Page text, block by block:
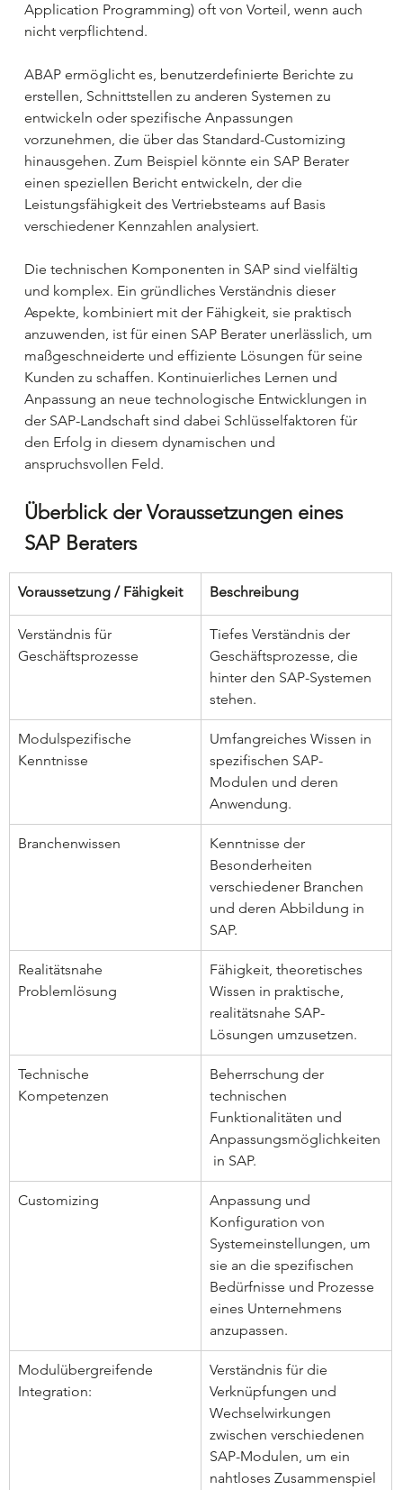
Application Programming) oft von Vorteil, wenn auch
nicht verpflichtend.
ABAP ermöglicht es, benutzerdefinierte Berichte zu
erstellen, Schnittstellen zu anderen Systemen zu
entwickeln oder spezifische Anpassungen
vorzunehmen, die über das Standard-Customizing
hinausgehen. Zum Beispiel könnte ein SAP Berater
einen speziellen Bericht entwickeln, der die
Leistungsfähigkeit des Vertriebsteams auf Basis
verschiedener Kennzahlen analysiert.
Die technischen Komponenten in SAP sind vielfältig
und komplex. Ein gründliches Verständnis dieser
Aspekte, kombiniert mit der Fähigkeit, sie praktisch
anzuwenden, ist für einen SAP Berater unerlässlich, um
maßgeschneiderte und effiziente Lösungen für seine
Kunden zu schaffen. Kontinuierliches Lernen und
Anpassung an neue technologische Entwicklungen in
der SAP-Landschaft sind dabei Schlüsselfaktoren für
den Erfolg in diesem dynamischen und
anspruchsvollen Feld.
Überblick der Voraussetzungen eines
SAP Beraters
Voraussetzung / Fähigkeit Beschreibung
Verständnis für
Geschäftsprozesse
Tiefes Verständnis der
Geschäftsprozesse, die
hinter den SAP-Systemen
stehen.
Modulspezifische
Kenntnisse
Umfangreiches Wissen in
spezifischen SAP-
Modulen und deren
Anwendung.
Branchenwissen
Kenntnisse der
Besonderheiten
verschiedener Branchen
und deren Abbildung in
SAP.
Realitätsnahe
Problemlösung
Fähigkeit, theoretisches
Wissen in praktische,
realitätsnahe SAP-
Lösungen umzusetzen.
Technische
Beherrschung der
technischen
Funktionalitäten und
Anpassungsmöglichkeiten
in SAP.
Customizing
Anpassung und
Konfiguration von
Systemeinstellungen, um
sie an die spezifischen
Bedürfnisse und Prozesse
eines Unternehmens
anzupassen.
Modulübergreifende
Integration:
Verständnis für die
Verknüpfungen und
Wechselwirkungen
zwischen verschiedenen
SAP-Modulen, um ein
nahtloses Zusammenspiel